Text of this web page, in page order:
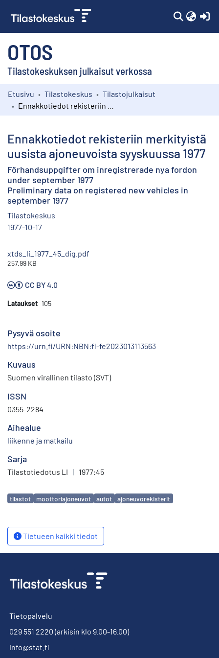
OTOS
Tilastokeskuksen julkaisut verkossa
Kokoelmat
Etusivu Tilastokeskus
Tilastojulkaisut
Ennakkotiedot rekisteriin merkityistä
uusista ajoneuvoista syyskuussa 1977
Förhandsuppgifter om inregistrerade nya fordon
under september 1977
Preliminary data on registered new vehicles in
september 1977
Tilastokeskus
1977-10-17
xtds_li_1977_45_dig.pdf
257.99 KB
CC BY 4.0
Lataukset 105
Pysyvä osoite
https://urn.fi/URN:NBN:fi-fe2023013113563
Kuvaus
Suomen virallinen tilasto (SVT)
ISSN
0355-2284
Aihealue
liikenne ja matkailu
Sarja
Tilastotiedotus LI | 1977:45
Avainsanat
tilastot moottoriajoneuvot autot ajoneuvorekisterit
Tietueen kaikki tiedot
Tietopalvelu
029 551 2220 (arkisin klo 9.00-16.00)
info@stat.fi